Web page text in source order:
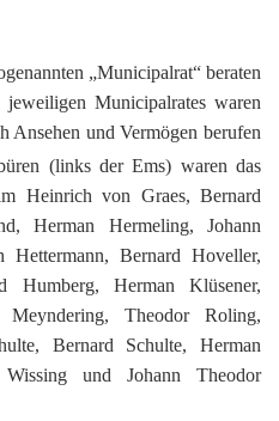
„Municipalrat“ beraten
Municipalrates waren
Ansehen und Vermögen berufen
(links der Ems) waren das
Heinrich von Graes, Bernard
Herman Hermeling, Johann
Hettermann, Bernard Hoveller,
Humberg, Herman Klüsener,
Theodor Roling,
Bernard Schulte, Herman
und Johann Theodor